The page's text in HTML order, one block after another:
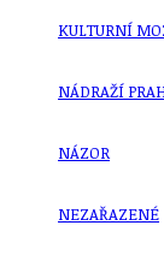
KULTURNÍ
NÁDRAŽÍ
NÁZOR
NEZAŘAZENÉ